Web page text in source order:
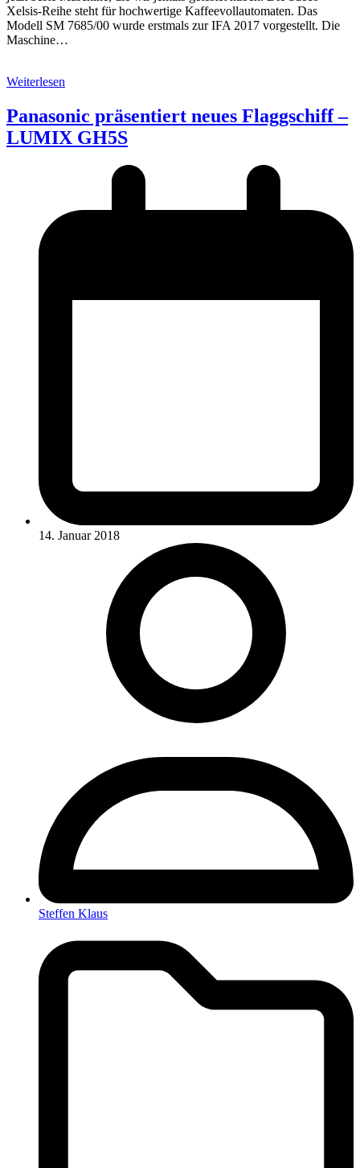
Xelsis-Reihe steht für hochwertige Kaffeevollautomaten. Das
Modell SM 7685/00 wurde erstmals zur IFA 2017 vorgestellt. Die
Maschine…
Weiterlesen
Panasonic präsentiert neues Flaggschiff –
LUMIX GH5S
14. Januar 2018
Steffen Klaus